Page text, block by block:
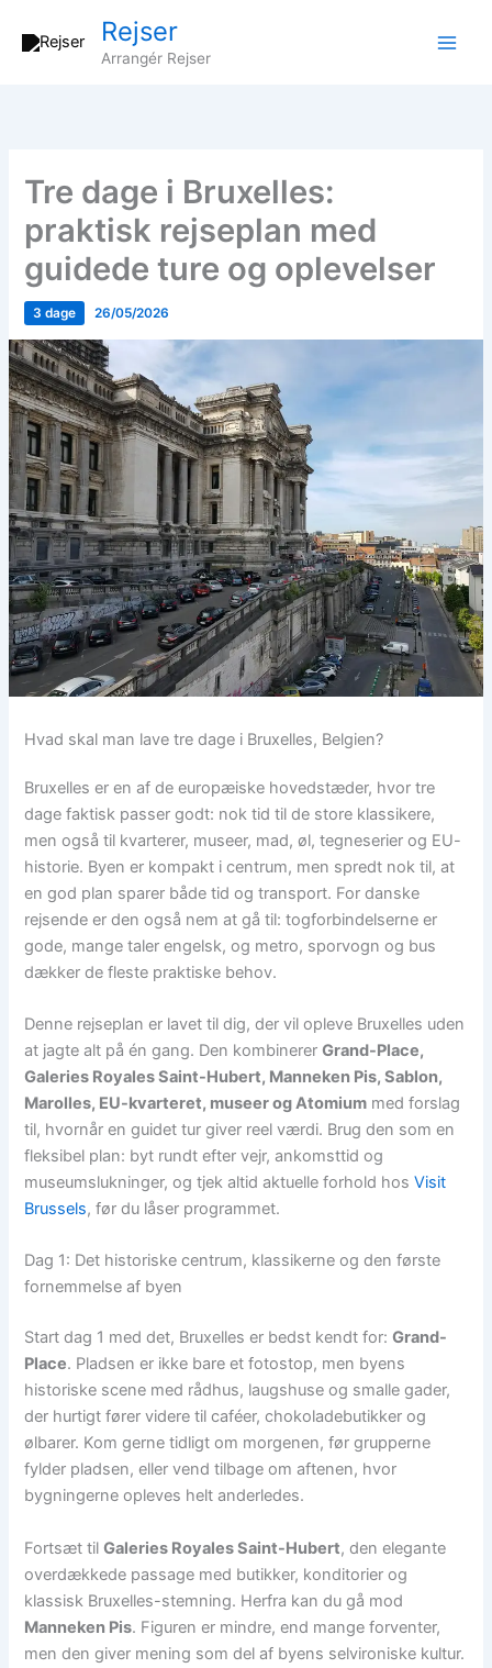
Rejser
Arrangér Rejser
Tre dage i Bruxelles:
praktisk rejseplan med
guidede ture og oplevelser
3 dage 26/05/2026
Hvad skal man lave tre dage i Bruxelles, Belgien?
Bruxelles er en af de europæiske hovedstæder, hvor tre
dage faktisk passer godt: nok tid til de store klassikere,
men også til kvarterer, museer, mad, øl, tegneserier og EU-
historie. Byen er kompakt i centrum, men spredt nok til, at
en god plan sparer både tid og transport. For danske
rejsende er den også nem at gå til: togforbindelserne er
gode, mange taler engelsk, og metro, sporvogn og bus
dækker de fleste praktiske behov.
Denne rejseplan er lavet til dig, der vil opleve Bruxelles uden
at jagte alt på én gang. Den kombinererGrand-Place,
Galeries Royales Saint-Hubert, Manneken Pis, Sablon,
Marolles, EU-kvarteret, museer og Atomium med forslag
til, hvornår en guidet tur giver reel værdi. Brug den som en
fleksibel plan: byt rundt efter vejr, ankomsttid og
museumslukninger, og tjek altid aktuelle forhold hosVisit
Brussels, før du låser programmet.
Dag 1: Det historiske centrum, klassikerne og den første
fornemmelse af byen
Start dag 1 med det, Bruxelles er bedst kendt for:Grand-
Place. Pladsen er ikke bare et fotostop, men byens
historiske scene med rådhus, laugshuse og smalle gader,
der hurtigt fører videre til caféer, chokoladebutikker og
ølbarer. Kom gerne tidligt om morgenen, før grupperne
fylder pladsen, eller vend tilbage om aftenen, hvor
bygningerne opleves helt anderledes.
Fortsæt tilGaleries Royales Saint-Hubert, den elegante
overdækkede passage med butikker, konditorier og
klassisk Bruxelles-stemning. Herfra kan du gå mod
Manneken Pis. Figuren er mindre, end mange forventer,
men den giver mening som del af byens selvironiske kultur.